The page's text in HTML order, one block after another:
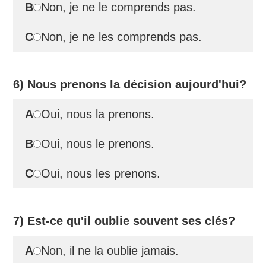
B Non, je ne le comprends pas.
C Non, je ne les comprends pas.
6) Nous prenons la décision aujourd'hui?
A Oui, nous la prenons.
B Oui, nous le prenons.
C Oui, nous les prenons.
7) Est-ce qu'il oublie souvent ses clés?
A Non, il ne la oublie jamais.